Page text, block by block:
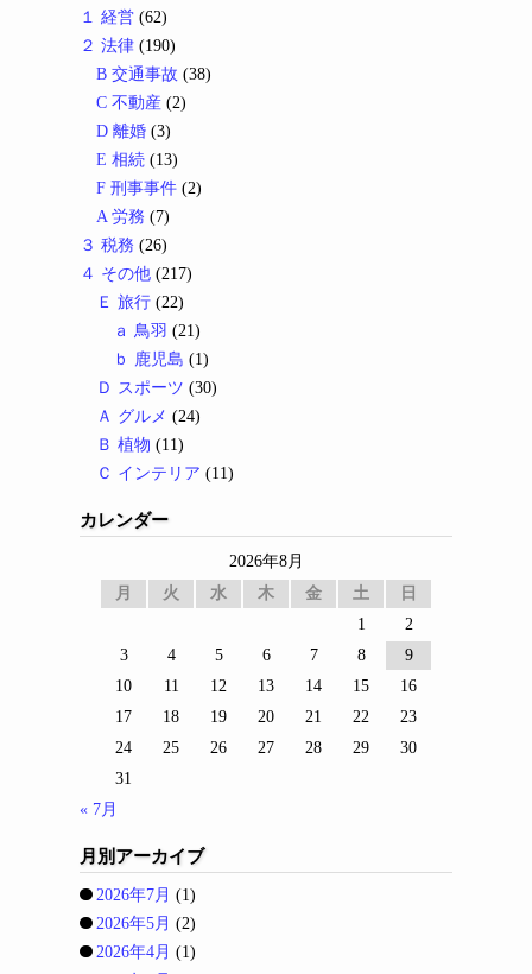
１ 経営 (62)
２ 法律 (190)
B 交通事故 (38)
C 不動産 (2)
D 離婚 (3)
E 相続 (13)
F 刑事事件 (2)
A 労務 (7)
３ 税務 (26)
４ その他 (217)
Ｅ 旅行 (22)
ａ 鳥羽 (21)
ｂ 鹿児島 (1)
Ｄ スポーツ (30)
Ａ グルメ (24)
Ｂ 植物 (11)
Ｃ インテリア (11)
カレンダー
2026年8月
月
火 水 木 金 土
日
1
2
3
4 5 6 7 8
9
10
11 12 13 14 15
16
17
18 19 20 21 22
23
24
25 26 27 28 29
30
31
« 7月
月別アーカイブ
2026年7月 (1)
2026年5月 (2)
2026年4月 (1)